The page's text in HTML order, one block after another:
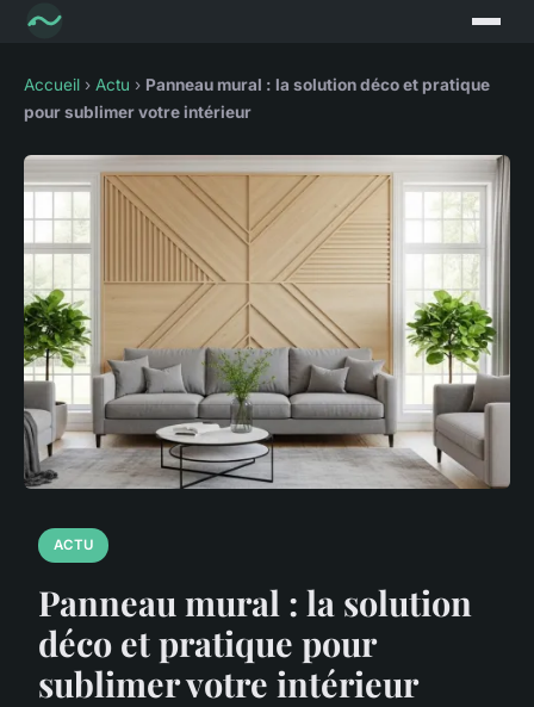
Accueil › Actu › Panneau mural : la solution déco et pratique
pour sublimer votre intérieur
ACTU
Panneau mural : la solution
déco et pratique pour
sublimer votre intérieur